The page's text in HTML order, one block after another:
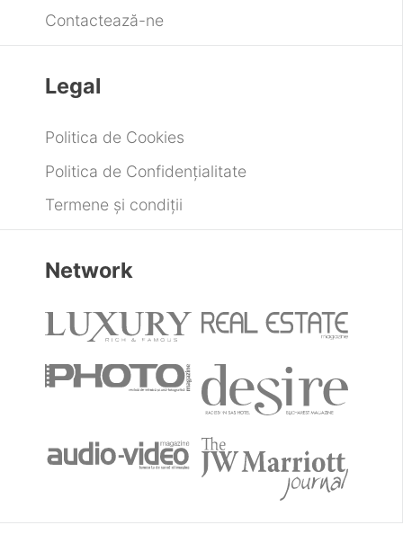
Contactează-ne
Legal
Politica de Cookies
Politica de Confidențialitate
Termene și condiții
Network